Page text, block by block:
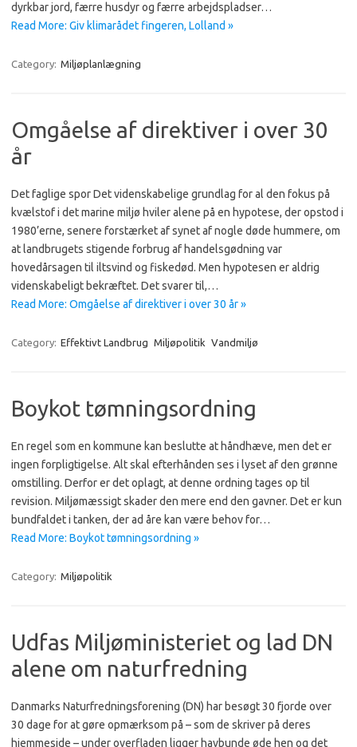
dyrkbar jord, færre husdyr og færre arbejdspladser…
Read More: Giv klimarådet fingeren, Lolland »
Category: Miljøplanlægning
Omgåelse af direktiver i over 30
år
Det faglige spor Det videnskabelige grundlag for al den fokus på
kvælstof i det marine miljø hviler alene på en hypotese, der opstod i
1980’erne, senere forstærket af synet af nogle døde hummere, om
at landbrugets stigende forbrug af handelsgødning var
hovedårsagen til iltsvind og fiskedød. Men hypotesen er aldrig
videnskabeligt bekræftet. Det svarer til,…
Read More: Omgåelse af direktiver i over 30 år »
Category: Effektivt Landbrug Miljøpolitik Vandmiljø
Boykot tømningsordning
En regel som en kommune kan beslutte at håndhæve, men det er
ingen forpligtigelse. Alt skal efterhånden ses i lyset af den grønne
omstilling. Derfor er det oplagt, at denne ordning tages op til
revision. Miljømæssigt skader den mere end den gavner. Det er kun
bundfaldet i tanken, der ad åre kan være behov for…
Read More: Boykot tømningsordning »
Category: Miljøpolitik
Udfas Miljøministeriet og lad DN
alene om naturfredning
Danmarks Naturfredningsforening (DN) har besøgt 30 fjorde over
30 dage for at gøre opmærksom på – som de skriver på deres
hjemmeside – under overfladen ligger havbunde øde hen og det